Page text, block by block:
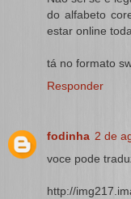
do alfabeto
estar online
tá no formato
Responder
fodinha 2 de
voce pode
http://